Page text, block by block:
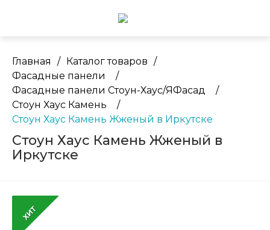
Главная / Каталог товаров /
Фасадные панели
/
Фасадные панели Стоун-Хаус/ЯФасад
/
Стоун Хаус Камень
/
Стоун Хаус Камень Жженый в Иркутске
Стоун Хаус Камень Жженый в
Иркутске